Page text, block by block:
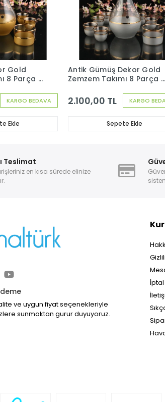
KARGO BEDAVA
Gold
8 Parça 6
Ekle
KARGO
Antik Gümüş Dekor Gold
Zemzem Takımı 8 Parça 6
2.100,00 TL
Sepete Ekle
Teslimat
en kısa sürede elinize
ve uygun fiyat seçenekleriyle
sunmaktan gurur duyuyoruz.